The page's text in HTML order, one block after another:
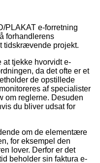
PLAKAT e-forretning
forhandlerens
tidskrævende projekt.
at tjekke hvorvidt e-
da det ofte er et
de opstillede
af specialister
om reglerne. Desuden
du bliver udsat for
om de elementære
for eksempel den
lover. Derfor er det
beholder sin faktura e-